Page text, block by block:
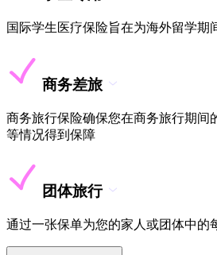
国际学生医疗保险旨在为海外留学期
商务差旅
商务旅行保险确保您在商务旅行期间
等情况得到保障
团体旅行
通过一张保单为您的家人或团体中的